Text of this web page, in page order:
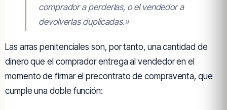
comprador a perderlas, o el vendedor a
devolverlas duplicadas.»
Las arras penitenciales son, por tanto, una cantidad de
dinero que el comprador entrega al vendedor en el
momento de firmar el precontrato de compraventa, que
cumple una doble función: